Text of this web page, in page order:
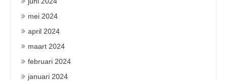
mei 2024
april 2024
maart 2024
februari 2024
januari 2024